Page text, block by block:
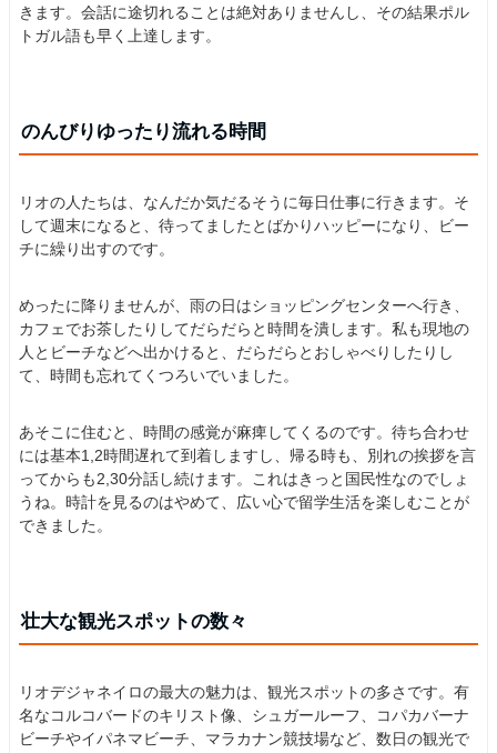
きます。会話に途切れることは絶対ありませんし、その結果ポル
トガル語も早く上達します。
のんびりゆったり流れる時間
リオの人たちは、なんだか気だるそうに毎日仕事に行きます。そ
して週末になると、待ってましたとばかりハッピーになり、ビー
チに繰り出すのです。
めったに降りませんが、雨の日はショッピングセンターへ行き、
カフェでお茶したりしてだらだらと時間を潰します。私も現地の
人とビーチなどへ出かけると、だらだらとおしゃべりしたりし
て、時間も忘れてくつろいでいました。
あそこに住むと、時間の感覚が麻痺してくるのです。待ち合わせ
には基本1,2時間遅れて到着しますし、帰る時も、別れの挨拶を言
ってからも2,30分話し続けます。これはきっと国民性なのでしょ
うね。時計を見るのはやめて、広い心で留学生活を楽しむことが
できました。
壮大な観光スポットの数々
リオデジャネイロの最大の魅力は、観光スポットの多さです。有
名なコルコバードのキリスト像、シュガールーフ、コパカバーナ
ビーチやイパネマビーチ、マラカナン競技場など、数日の観光で